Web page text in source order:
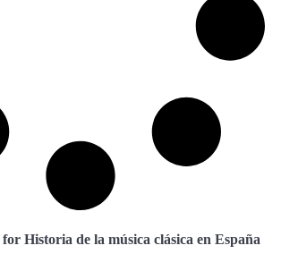
Historia de la música clásica en España